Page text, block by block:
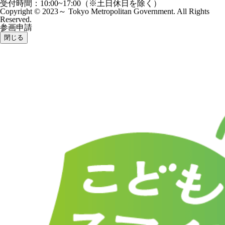
受付時間：10:00~17:00（※土日休日を除く）
Copyright © 2023～ Tokyo Metropolitan Government. All Rights
Reserved.
参画申請
閉じる